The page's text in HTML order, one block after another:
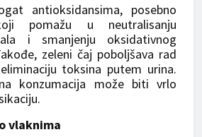
antioksidansima, posebno
pomažu u neutralisanju
i smanjenju oksidativnog
zeleni čaj poboljšava rad
toksina putem urina.
konzumacija može biti vrlo
vlaknima